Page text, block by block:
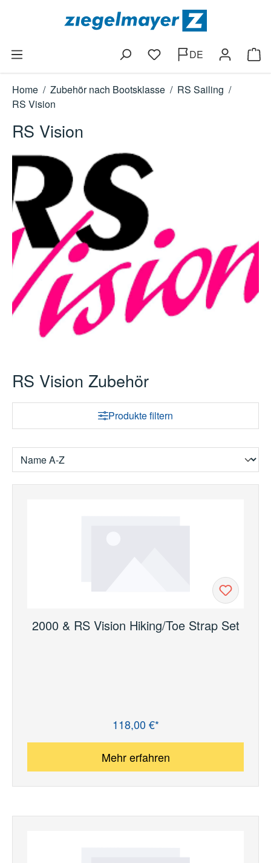
Zum Hauptinhalt springen
Du hast 0 Produkte auf
DE
Home / Zubehör nach Bootsklasse / RS Sailing /
RS Vision
RS Vision
RS Vision Zubehör
Produkte filtern
2000 & RS Vision Hiking/Toe Strap Set
118,00 €*
Mehr erfahren